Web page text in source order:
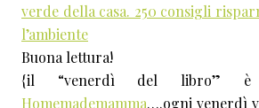
verde della casa. 250 consigli
l’ambiente
Buona lettura!
{il “venerdì del libro” è
Homemademamma….ogni venerdì